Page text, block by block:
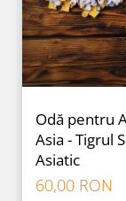
Odă pentru
Asia - Tigrul
Asiatic
60,00 RON